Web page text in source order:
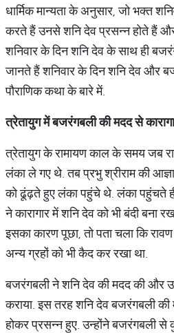
धार्मिक मान्यता के अनुसार, जो भक्त
करते हैं उनसे शनि देव प्रसन्न होते हैं
शनिवार के दिन शनि देव के साथ ही
जानते हैं शनिवार के दिन शनि देव और
पौराणिक कथा के बारे में.
त्रेतायुगमेंबजरंगबलीकीमददसे
त्रेतायुग के रामायण काल के समय जब
लंका ले गए थे. तब प्रभु श्रीराम की
को ढूंढ़ते हुए लंका पहुंचे थे. लंका पहुंचते
ने कारागार में शनि देव को भी बंदी बना
इसका कारण पूछा, तो पता चला कि
अन्य ग्रहों को भी कैद कर रखा था.
बजरंगबली ने शनि देव की मदद की और
कराया. इस तरह शनि देव बजरंगबली
होकर प्रसन्न हुए. उन्होंने बजरंगबली से